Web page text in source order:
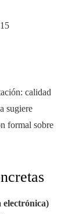
calidad
sugiere
formal sobre
electrónica)